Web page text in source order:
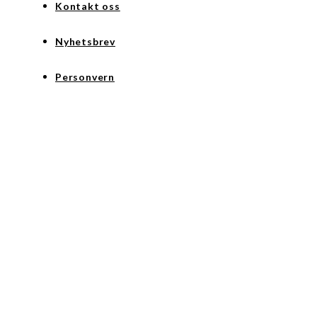
Kontakt oss
Nyhetsbrev
Personvern